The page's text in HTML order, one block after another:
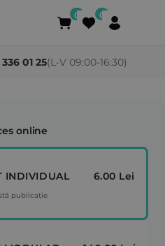
336 01 25(L-V 09:00-16:30)
online
INDIVIDUAL 6.00 Lei
publicație